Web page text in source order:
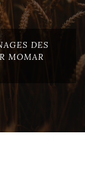
DES
MOMAR